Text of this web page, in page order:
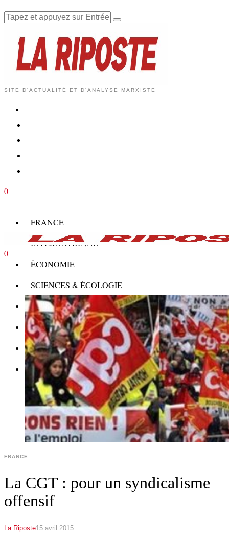
SITE D'ACTUALITÉ ET D'ANALYSE MARXISTE
0
FRANCE
INTERNATIONAL
ÉCONOMIE
SCIENCES & ÉCOLOGIE
HISTOIRE
THÉORIE
CULTURE
MULTIMÉDIAS
0
FRANCE
La CGT : pour un syndicalisme
offensif
La Riposte15 avril 2015